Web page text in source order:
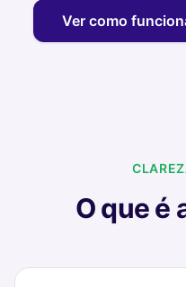
Ver como
O que é